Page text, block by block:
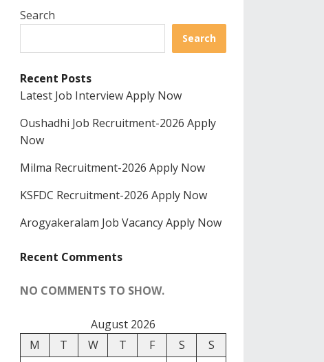
Search
Search
Recent Posts
Latest Job Interview Apply Now
Oushadhi Job Recruitment-2026 Apply
Now
Milma Recruitment-2026 Apply Now
KSFDC Recruitment-2026 Apply Now
Arogyakeralam Job Vacancy Apply Now
Recent Comments
NO COMMENTS TO SHOW.
August 2026
M
T W T F S
S